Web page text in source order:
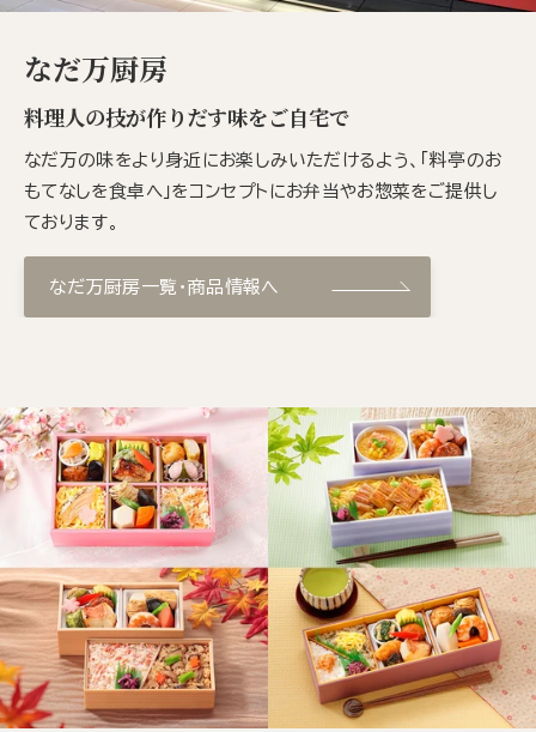
なだ万厨房
料理人の技が作りだす味をご自宅で
なだ万の味をより身近にお楽しみいただけるよう、「料亭のお
もてなしを食卓へ」をコンセプトにお弁当やお惣菜をご提供し
ております。
なだ万厨房一覧・商品情報へ